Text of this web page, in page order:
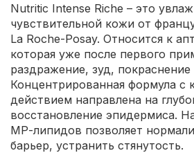
Nutritic Intense Riche – это
чувствительной кожи от
La Roche-Posay. Относится к
которая уже после первого
раздражение, зуд,
Концентрированная формула с
действием направлена на
восстановление эпидермиса.
МР-липидов позволяет
барьер, устранить стянутость.